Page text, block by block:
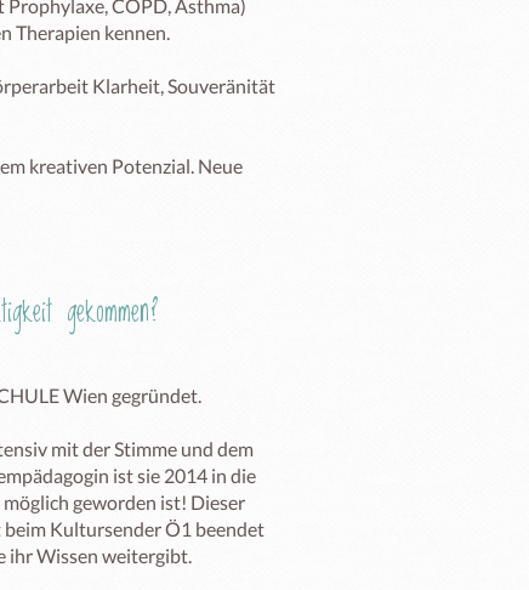
COPD, Asthma)
Therapien kennen.
Klarheit, Souveränität
kreativen Potenzial. Neue
gekommen?
Wien gegründet.
mit der Stimme und dem
ist sie 2014 in die
geworden ist! Dieser
beim Kultursender Ö1 beendet
ihr Wissen weitergibt.